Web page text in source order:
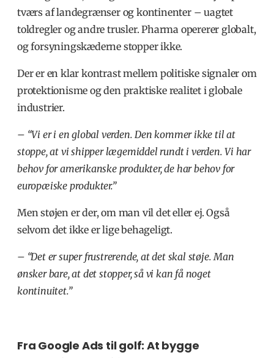
tværs af landegrænser og kontinenter – uagtet
toldregler og andre trusler. Pharma opererer globalt,
og forsyningskæderne stopper ikke.
Der er en klar kontrast mellem politiske signaler om
protektionisme og den praktiske realitet i globale
industrier.
– “Vi er i en global verden. Den kommer ikke til at
stoppe, at vi shipper lægemiddel rundt i verden. Vi har
behov for amerikanske produkter, de har behov for
europæiske produkter.”
Men støjen er der, om man vil det eller ej. Også
selvom det ikke er lige behageligt.
– “Det er super frustrerende, at det skal støje. Man
ønsker bare, at det stopper, så vi kan få noget
kontinuitet.”
Fra Google Ads til golf: At bygge